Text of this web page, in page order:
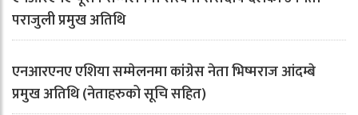
पराजुली प्रमुख अतिथि
एनआरएनए एशिया सम्मेलनमा कांग्रेस नेता भिष्मराज आंदम्बे
प्रमुख अतिथि (नेताहरुको सूचि सहित)